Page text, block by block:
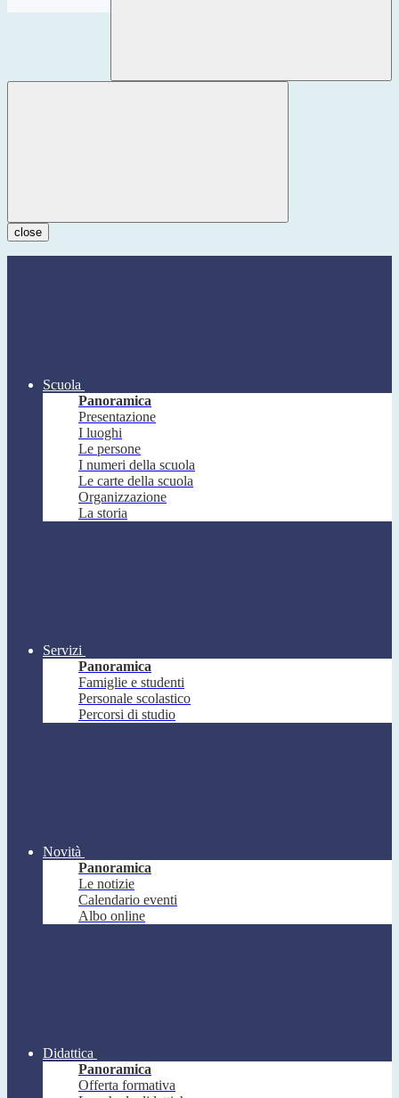
close
Scuola
Panoramica
Presentazione
I luoghi
Le persone
I numeri della scuola
Le carte della scuola
Organizzazione
La storia
Servizi
Panoramica
Famiglie e studenti
Personale scolastico
Percorsi di studio
Novità
Panoramica
Le notizie
Calendario eventi
Albo online
Didattica
Panoramica
Offerta formativa